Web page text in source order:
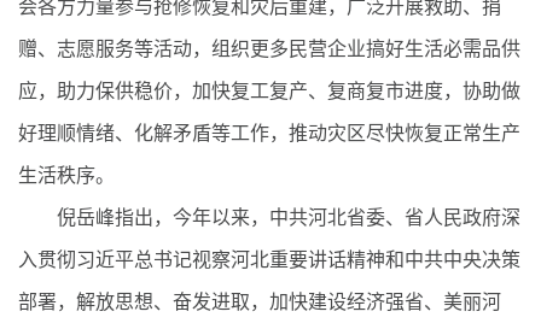
会各方力量参与抢修恢复和灾后重建，广泛开展救助、捐
赠、志愿服务等活动，组织更多民营企业搞好生活必需品供
应，助力保供稳价，加快复工复产、复商复市进度，协助做
好理顺情绪、化解矛盾等工作，推动灾区尽快恢复正常生产
生活秩序。
倪岳峰指出，今年以来，中共河北省委、省人民政府深
入贯彻习近平总书记视察河北重要讲话精神和中共中央决策
部署，解放思想、奋发进取，加快建设经济强省、美丽河